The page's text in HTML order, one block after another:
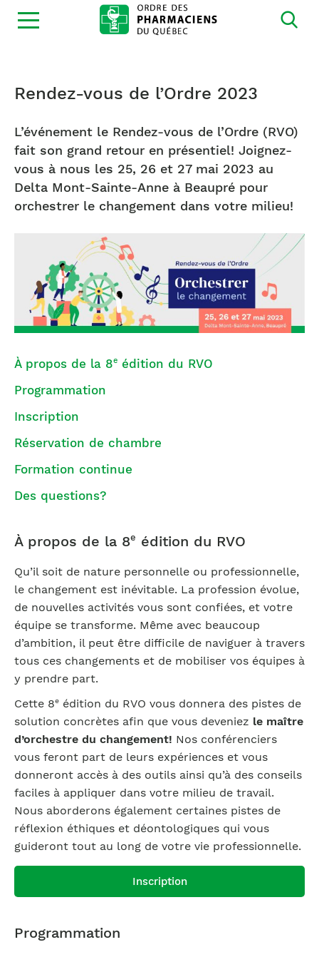
Ouvrir
la
Rendez-vous de l’Ordre 2023
L’événement le Rendez-vous de l’Ordre (RVO)
fait son grand retour en présentiel! Joignez-
vous à nous les 25, 26 et 27 mai 2023 au
Delta Mont-Sainte-Anne à Beaupré pour
orchestrer le changement dans votre milieu!
À propos de la 8e édition du RVO
Programmation
Inscription
Réservation de chambre
Formation continue
Des questions?
À propos de la 8e édition du RVO
Qu’il soit de nature personnelle ou professionnelle,
le changement est inévitable. La profession évolue,
de nouvelles activités vous sont confiées, et votre
équipe se transforme. Même avec beaucoup
d’ambition, il peut être difficile de naviguer à travers
tous ces changements et de mobiliser vos équipes à
y prendre part.
Cette 8e édition du RVO vous donnera des pistes de
solution concrètes afin que vous deveniez le maître
d’orchestre du changement! Nos conférenciers
vous feront part de leurs expériences et vous
donneront accès à des outils ainsi qu’à des conseils
faciles à appliquer dans votre milieu de travail.
Nous aborderons également certaines pistes de
réflexion éthiques et déontologiques qui vous
guideront tout au long de votre vie professionnelle.
Inscription
Programmation